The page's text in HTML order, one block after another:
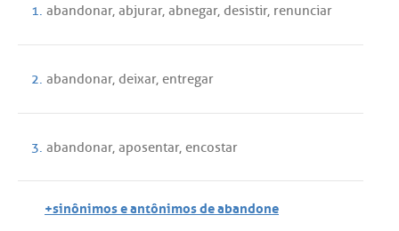
1. abandonar, abjurar, abnegar, desistir, renunciar
2. abandonar, deixar, entregar
3. abandonar, aposentar, encostar
+sinônimos e antônimos de abandone